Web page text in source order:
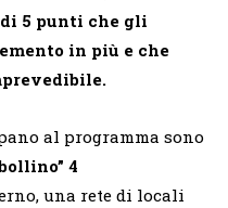
5 punti che gli
in più e che
al programma sono
4
una rete di locali